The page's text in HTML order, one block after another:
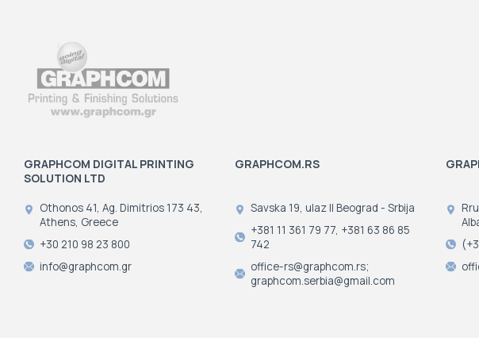
GRAPHCOM DIGITAL PRINTING
SOLUTION LTD
Othonos 41, Ag. Dimitrios 173 43,
Athens, Greece
+30 210 98 23 800
info@graphcom.gr
GRAPHCOM.RS
Savska 19, ulaz II Beograd - Srbija
+381 11 361 79 77, +381 63 86 85
742
office-rs@graphcom.rs;
graphcom.serbia@gmail.com